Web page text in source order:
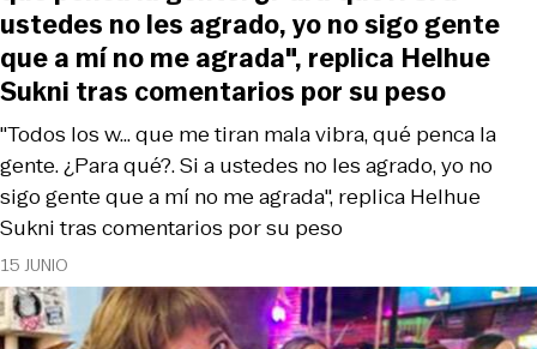
15 JUNIO
"Todos los w... que me tiran mala vibra, qué penca la
gente. ¿Para qué?. Si a ustedes no les agrado, yo no
sigo gente que a mí no me agrada", replica Helhue
Sukni tras comentarios por su peso
ustedes no les agrado, yo no sigo gente
que a mí no me agrada", replica Helhue
Sukni tras comentarios por su peso